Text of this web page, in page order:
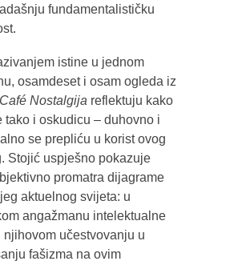
fundamentalističku
istine u jednom
osamdeset i osam ogleda iz
Café Nostalgija reflektuju kako
tako i oskudicu – duhovno i
se prepliću u korist ovog
Stojić uspješno pokazuje
promatra dijagrame
aktuelnog svijeta: u
angažmanu intelektualne
njihovom učestvovanju u
fašizma na ovim